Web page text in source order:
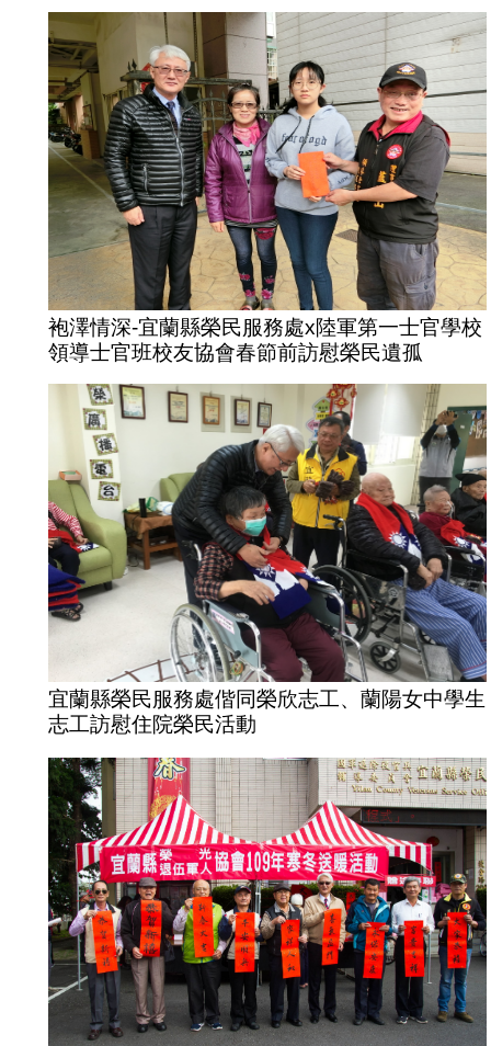
袍澤情深-宜蘭縣榮民服務處x陸軍第一士官學校
領導士官班校友協會春節前訪慰榮民遺孤
宜蘭縣榮民服務處偕同榮欣志工、蘭陽女中學生
志工訪慰住院榮民活動